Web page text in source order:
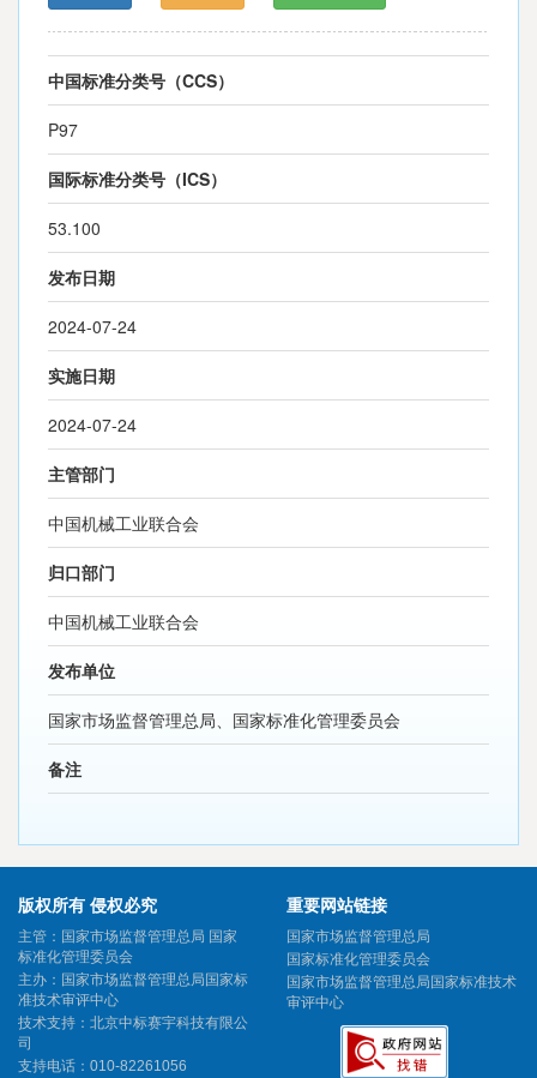
中国标准分类号（CCS）
P97
国际标准分类号（ICS）
53.100
发布日期
2024-07-24
实施日期
2024-07-24
主管部门
中国机械工业联合会
归口部门
中国机械工业联合会
发布单位
国家市场监督管理总局、国家标准化管理委员会
备注
版权所有 侵权必究
主管：国家市场监督管理总局 国家
标准化管理委员会
主办：国家市场监督管理总局国家标
准技术审评中心
技术支持：北京中标赛宇科技有限公
司
支持电话：010-82261056
重要网站链接
国家市场监督管理总局
国家标准化管理委员会
国家市场监督管理总局国家标准技术
审评中心